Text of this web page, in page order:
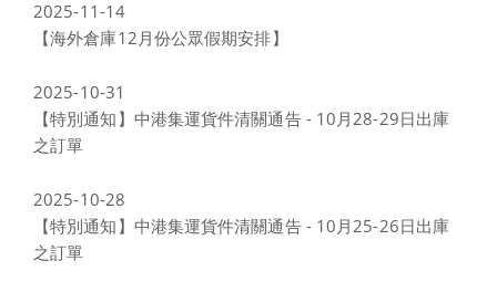
2025-11-14
【海外倉庫12月份公眾假期安排】
2025-10-31
【特別通知】中港集運貨件清關通告 - 10月28-29日出庫
之訂單
2025-10-28
【特別通知】中港集運貨件清關通告 - 10月25-26日出庫
之訂單